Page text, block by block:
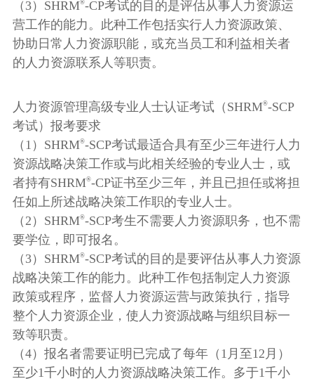
（3）SHRM®-CP考试的目的是评估从事人力资源运
营工作的能力。此种工作包括实行人力资源政策、
协助日常人力资源职能，或充当员工和利益相关者
的人力资源联系人等职责。
人力资源管理高级专业人士认证考试（SHRM®-SCP
考试）报考要求
（1）SHRM®-SCP考试最适合具有至少三年进行人力
资源战略决策工作或与此相关经验的专业人士，或
者持有SHRM®-CP证书至少三年，并且已担任或将担
任如上所述战略决策工作职的专业人士。
（2）SHRM®-SCP考生不需要人力资源职务，也不需
要学位，即可报名。
（3）SHRM®-SCP考试的目的是要评估从事人力资源
战略决策工作的能力。此种工作包括制定人力资源
政策或程序，监督人力资源运营与政策执行，指导
整个人力资源企业，使人力资源战略与组织目标一
致等职责。
（4）报名者需要证明已完成了每年（1月至12月）
至少1千小时的人力资源战略决策工作。多于1千小